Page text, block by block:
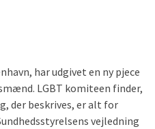
har udgivet en ny pjece
LGBT komiteen finder,
der beskrives, er alt for
vejledning